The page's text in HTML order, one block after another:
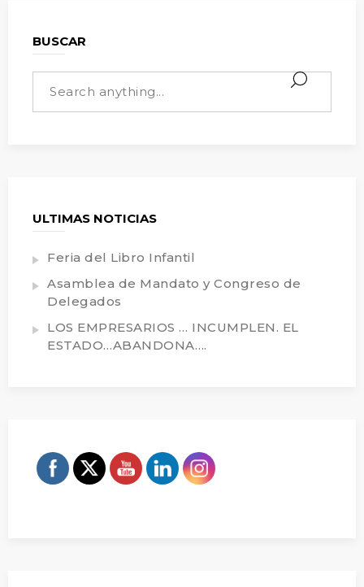
BUSCAR
ULTIMAS NOTICIAS
Feria del Libro Infantil
Asamblea de Mandato y Congreso de
Delegados
LOS EMPRESARIOS … INCUMPLEN. EL
ESTADO…ABANDONA….